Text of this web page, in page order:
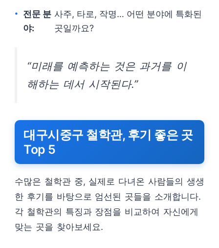
전문 분
야:
사주, 타로, 작명… 어떤 분야에 특화된
곳일까요?
“미래를 예측하는 것은 과거를 이
해하는 데서 시작된다.”
대구시중구 철학관, 후기 좋은 곳
Top 5
수많은 철학관 중, 실제로 다녀온 사람들의 생생
한 후기를 바탕으로 엄선된 곳들을 소개합니다.
각 철학관의 특징과 장점을 비교하여 자신에게
맞는 곳을 찾아보세요.